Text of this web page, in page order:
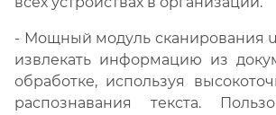
- Мощный модуль сканирования
извлекать информацию из
обработке, используя
распознавания текста.